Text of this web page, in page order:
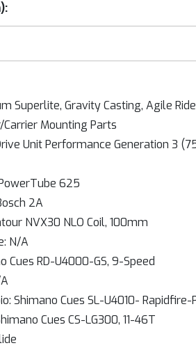
Superlite, Gravity Casting, Agile
Mounting Parts
Unit Performance Generation 3
625
2A
NVX30 NLO Coil, 100mm
N/A
Cues RD-U4000-GS, 9-Speed
Shimano Cues SL-U4010- Rapidfire-
Cues CS-LG300, 11-46T